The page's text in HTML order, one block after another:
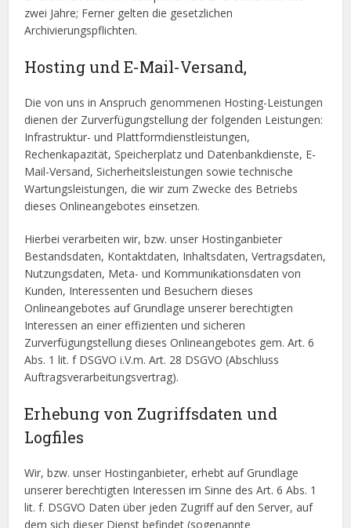
zwei Jahre; Ferner gelten die gesetzlichen
Archivierungspflichten.
Hosting und E-Mail-Versand,
Die von uns in Anspruch genommenen Hosting-Leistungen
dienen der Zurverfügungstellung der folgenden Leistungen:
Infrastruktur- und Plattformdienstleistungen,
Rechenkapazität, Speicherplatz und Datenbankdienste, E-
Mail-Versand, Sicherheitsleistungen sowie technische
Wartungsleistungen, die wir zum Zwecke des Betriebs
dieses Onlineangebotes einsetzen.
Hierbei verarbeiten wir, bzw. unser Hostinganbieter
Bestandsdaten, Kontaktdaten, Inhaltsdaten, Vertragsdaten,
Nutzungsdaten, Meta- und Kommunikationsdaten von
Kunden, Interessenten und Besuchern dieses
Onlineangebotes auf Grundlage unserer berechtigten
Interessen an einer effizienten und sicheren
Zurverfügungstellung dieses Onlineangebotes gem. Art. 6
Abs. 1 lit. f DSGVO i.V.m. Art. 28 DSGVO (Abschluss
Auftragsverarbeitungsvertrag).
Erhebung von Zugriffsdaten und
Logfiles
Wir, bzw. unser Hostinganbieter, erhebt auf Grundlage
unserer berechtigten Interessen im Sinne des Art. 6 Abs. 1
lit. f. DSGVO Daten über jeden Zugriff auf den Server, auf
dem sich dieser Dienst befindet (sogenannte